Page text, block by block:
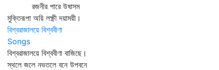
রজনীর পারে উষাসম
মুক্তিরূপা অয়ি লক্ষ্ণী দয়াময়ী।
বিশ্বরাজালয়ে বিশ্ববীণা
Songs
বিশ্বরাজালয়ে বিশ্ববীণা বাজিছে।
স্থলে জলে নভতলে বনে উপবনে